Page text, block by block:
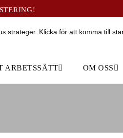
ARBETSSÄTT OM OSS